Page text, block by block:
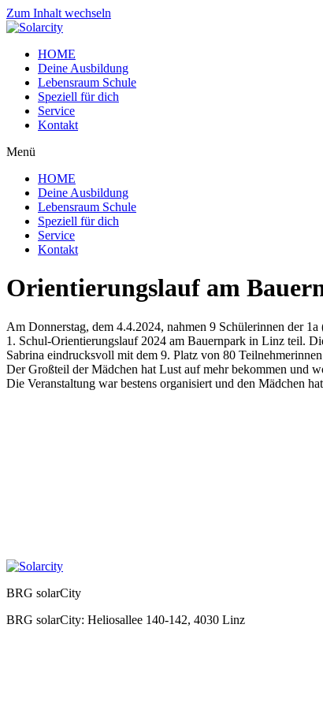
Zum Inhalt wechseln
HOME
Deine Ausbildung
Lebensraum Schule
Speziell für dich
Service
Kontakt
Menü
HOME
Deine Ausbildung
Lebensraum Schule
Speziell für dich
Service
Kontakt
Orientierungslauf am
Am Donnerstag, dem 4.4.2024, nahmen 9 Schülerinnen der
1. Schul-Orientierungslauf 2024 am Bauernpark in Linz teil.
Sabrina eindrucksvoll mit dem 9. Platz von 80
Der Großteil der Mädchen hat Lust auf mehr bekommen und
Die Veranstaltung war bestens organisiert und den Mädchen
BRG solarCity
BRG solarCity: Heliosallee 140-142, 4030 Linz